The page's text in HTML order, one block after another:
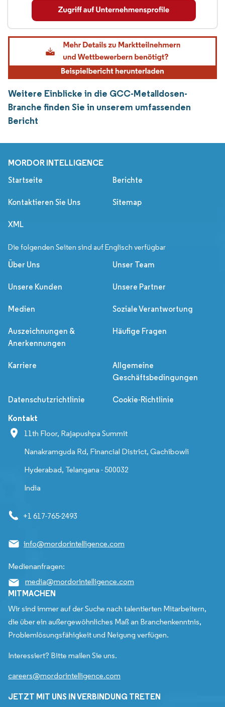
Weitere Einblicke in die GCC-Metalldosen-
Branche finden Sie in unserem umfassenden
Bericht
MORDOR INTELLIGENCE
Startseite Berichte
Kontaktieren Sie Uns Sitemap
XML
Die folgenden Seiten sind auf Englisch verfügbar
Über Uns Unser Team
Unsere Kunden Unsere Partner
Medien Soziale Verantwortung
Auszeichnungen &
Anerkennungen
Häufige Fragen
Karriere
Allgemeine
Geschäftsbedingungen
Datenschutzrichtlinie Cookie-Richtlinie
Kontakt
11th Floor, Rajapushpa Summit
Nanakramguda Rd, Financial District, Gachibowli
Hyderabad, Telangana - 500032
India
+1 617-765-2493
info@mordorintelligence.com
Medienanfragen:
media@mordorintelligence.com
MITMACHEN
Wir sind immer auf der Suche nach talentierten Mitarbeitern,
die über ein außergewöhnliches Maß an Branchenkenntnis,
Problemlösungsfähigkeit und Neigung verfügen.
Interessiert? Bitte mailen Sie uns.
careers@mordorintelligence.com
JETZT MIT UNS IN VERBINDUNG TRETEN